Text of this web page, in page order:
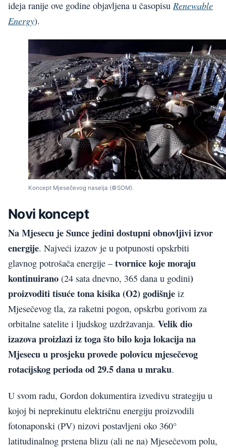
ideja ranije ove godine objavljena u časopisu Renewable
Energy).
Koncept Mjesečevog naselja (©SOM).
Novi koncept
Na Mjesecu je Sunce jedini dostupni obnovljivi izvor
energije. Najveći izazov je u potpunosti opskrbiti
glavnog potrošača energije –tvornice koje moraju
kontinuirano (24 sata dnevno, 365 dana u godini)
proizvoditi tisuće tona kisika (O2) godišnje iz
Mjesečevog tla, za raketni pogon, opskrbu gorivom za
orbitalne satelite i ljudskog uzdržavanja. Velik dio
izazova proizlazi iz toga što bilo koja lokacija na
Mjesecu u prosjeku provede polovicu mjesečevog
rotacijskog perioda od 29.5 dana u mraku.
U svom radu, Gordon dokumentira izvedivu strategiju u
kojoj bi neprekinutu električnu energiju proizvodili
fotonaponski (PV) nizovi postavljeni oko 360°
latitudinalnog prstena blizu (ali ne na) Mjesečevom polu,